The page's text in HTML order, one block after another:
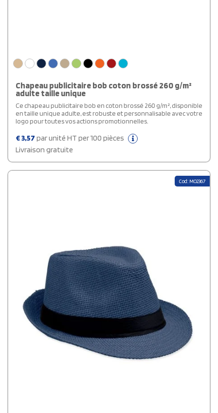
Chapeau publicitaire bob coton brossé 260 g/m²
adulte taille unique
Ce chapeau publicitaire bob en coton brossé 260 g/m², disponible
en taille unique adulte, est robuste et personnalisable avec votre
logo pour toutes vos actions promotionnelles.
€3,57 par unité HT per 100 pièces
Livraison gratuite
Cod: MO2367